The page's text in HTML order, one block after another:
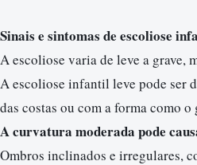
Sinais e sintomas de escoliose
A escoliose varia de leve a grave,
A escoliose infantil leve pode ser
das costas ou com a forma como
A curvatura moderada pode
Ombros inclinados e irregulares,